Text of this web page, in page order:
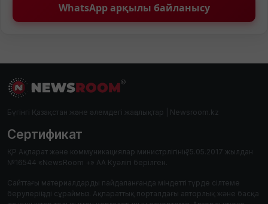
WhatsApp арқылы байланысу
Бүгінгі Қазақстан және әлемдегі жаңалықтар | Newsroom.kz
Сертификат
ҚР Ақпарат және коммуникациялар министрлігінің 25.05.2017 жылдан
№16544 «NewsRoom +» АА Куәлігі берілген.
Сайттағы материалдарды пайдаланғанда міндетті түрде сілтеме
берулеріңізді сұраймыз. Ақпараттық порталдағы авторлық және басқа